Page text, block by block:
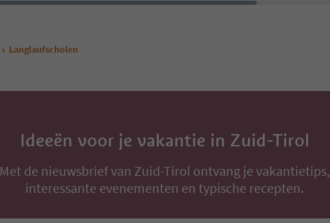
Langlaufscholen
Ideeën voor je vakantie in Zuid-Tirol
Met de nieuwsbrief van Zuid-Tirol ontvang je vakantietips,
interessante evenementen en typische recepten.